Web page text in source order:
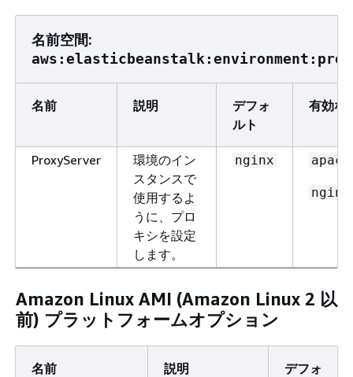
名前空間:
名前 説明
デフォ
ルト
有効な
ProxyServer
環境のイン
スタンスで
使用するよ
うに、プロ
キシを設定
します。
nginx
nginx
Amazon Linux AMI (Amazon Linux 2 以
前) プラットフォームオプション
名前 説明
デフォ